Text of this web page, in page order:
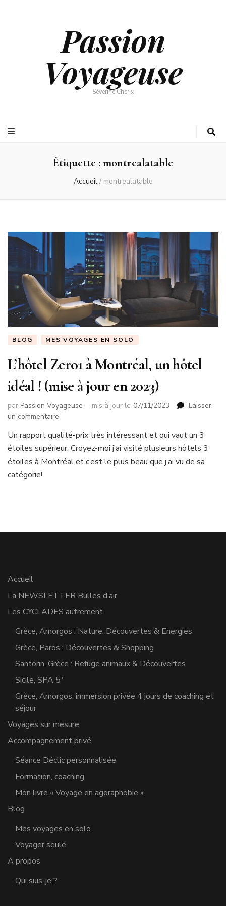
Passion
Voyageuse
Séverine Cherix
Étiquette :montrealatable
Accueil / montrealatable
BLOG MES VOYAGES EN SOLO
L’hôtel Zero1 à Montréal, un hôtel
idéal ! (mise à jour en 2023)
par Passion Voyageuse mis à jour le 07/11/2023
Laisser
un commentaire
Zero1
à
Montréal,
jour
Un rapport qualité-prix très intéressant et qui vaut un 3
étoiles supérieur. Croyez-moi j’ai visité plusieurs hôtels 3
étoiles à Montréal et c’est le plus beau que j’ai vu de sa
catégorie!
Accueil
La NEWSLETTER Bulles d’air
Les CYCLADES autrement
Grèce, Amorgos : Nature, Découvertes & Energies
Grèce, Paros : Découvertes & Shopping
Santorin, Grèce : Refuge animaux & Découvertes
Sicile, SPA 5*
Grèce, Amorgos, immersion privée 4 jours de coaching et
séjour
Voyages sur mesure
Accompagnement privé
Séance Déclic personnalisée
Formation, coaching
Mon livre « Voyage en agoraphobie »
Blog
Mes voyages en solo
Voyager seule
A propos
Qui suis-je ?